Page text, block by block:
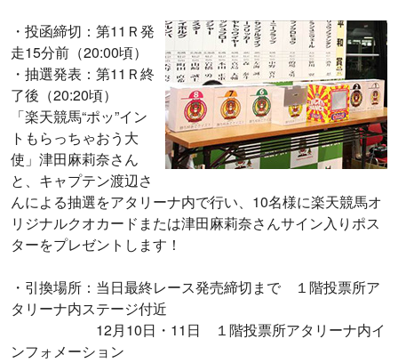
・投函締切：第11Ｒ発
走15分前（20:00頃）
・抽選発表：第11Ｒ終
了後（20:20頃）
「楽天競馬“ポッ”イン
トもらっちゃおう大
使」津田麻莉奈さん
と、キャプテン渡辺さ
んによる抽選をアタリーナ内で行い、10名様に楽天競馬オ
リジナルクオカードまたは津田麻莉奈さんサイン入りポス
ターをプレゼントします！
・引換場所：当日最終レース発売締切まで １階投票所ア
タリーナ内ステージ付近
12月10日・11日 １階投票所アタリーナ内イ
ンフォメーション